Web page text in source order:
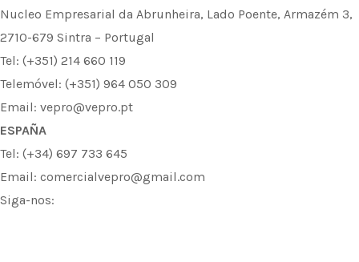
Nucleo Empresarial da Abrunheira, Lado Poente, Armazém 3,
2710-679 Sintra – Portugal
Tel: (+351) 214 660 119
Telemóvel: (+351) 964 050 309
Email: vepro@vepro.pt
ESPAÑA
Tel: (+34) 697 733 645
Email: comercialvepro@gmail.com
Siga-nos: